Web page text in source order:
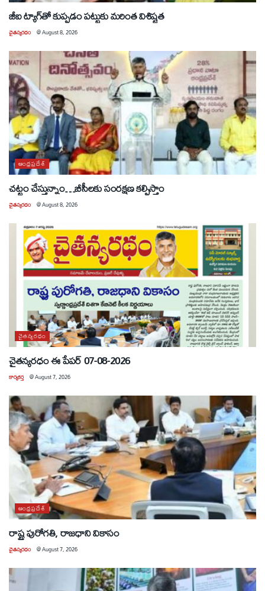
జీఐ ట్యాగ్‌తో కుప్పడం పట్టుకు మరింత విశిష్టత
చైతన్యరధం @August 8, 2026
ఆంధ్రప్రదేశ్
చట్టం చేస్తున్నాం…బీసీలకు సంరక్షణ కల్పిస్తాం
చైతన్యరధం @August 8, 2026
చైతన్యరధం
చైతన్యరధం ఈ పేపర్ 07-08-2026
కార్యకర్త @August 7, 2026
ఆంధ్రప్రదేశ్
రాష్ట్ర పురోగతి, రాజధాని వికాసం
చైతన్యరధం @August 7, 2026